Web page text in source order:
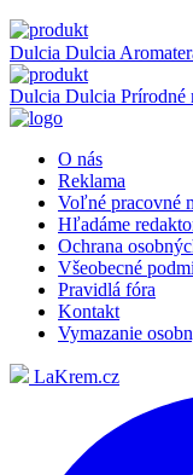
Dulcia Dulcia
Dulcia Dulcia Prírodné
O nás
Reklama
Voľné pracovné
Hľadáme
Ochrana
Všeobecné
Pravidlá fóra
Kontakt
Vymazanie
LaKrem.cz